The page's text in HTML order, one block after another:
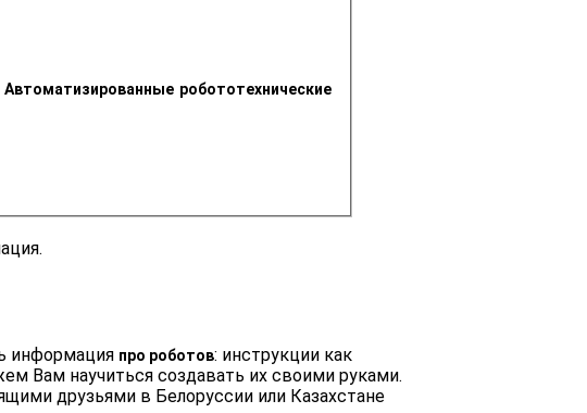
Автоматизированные робототехнические
информация про роботов: инструкции как
Вам научиться создавать их своими руками.
друзьями в Белоруссии или Казахстане